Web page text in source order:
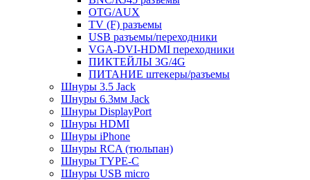
OTG/AUX
TV (F) разъемы
USB разъемы/переходники
VGA-DVI-HDMI переходники
ПИКТЕЙЛЫ 3G/4G
ПИТАНИЕ штекеры/разъемы
Шнуры 3.5 Jack
Шнуры 6.3мм Jack
Шнуры DisplayPort
Шнуры HDMI
Шнуры iPhone
Шнуры RCA (тюльпан)
Шнуры TYPE-C
Шнуры USB micro